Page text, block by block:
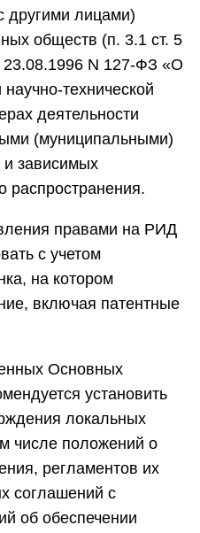
другими лицами)
обществ (п. 3.1 ст. 5
23.08.1996 N 127-ФЗ «О
технической
деятельности
(муниципальными)
зависимых
распространения.
правами на РИД
с учетом
на котором
включая патентные
Основных
установить
локальных
числе положений о
регламентов их
соглашений с
об обеспечении